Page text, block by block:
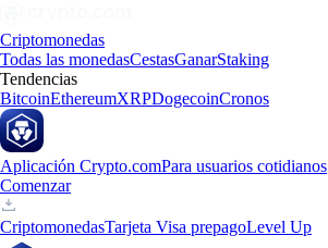
Criptomonedas
Todas las monedasCestasGanarStaking
Tendencias
BitcoinEthereumXRPDogecoinCronos
Aplicación Crypto.comPara usuarios cotidianos
Comenzar
CriptomonedasTarjeta Visa prepagoLevel Up